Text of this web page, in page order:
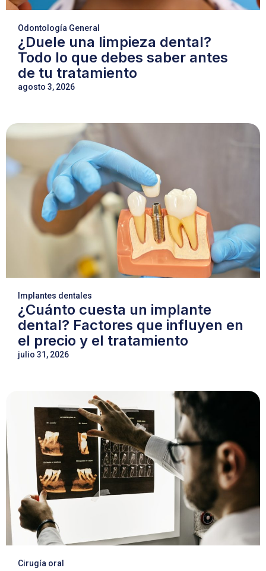
Odontología General
¿Duele una limpieza dental?
Todo lo que debes saber antes
de tu tratamiento
agosto 3, 2026
Implantes dentales
¿Cuánto cuesta un implante
dental? Factores que influyen en
el precio y el tratamiento
julio 31, 2026
Cirugía oral